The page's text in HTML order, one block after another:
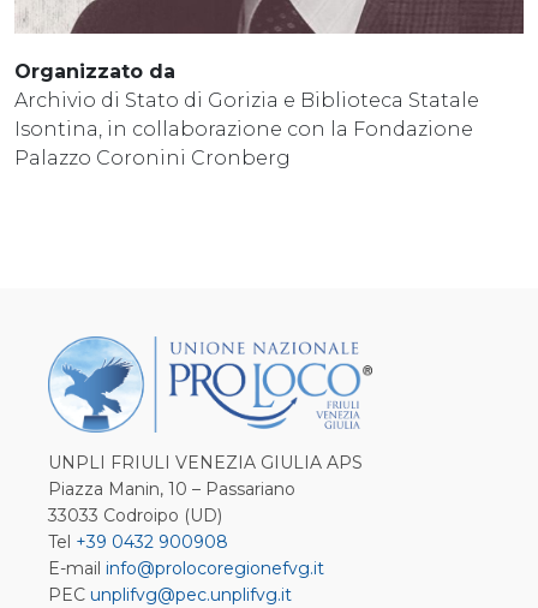
Organizzato da
Archivio di Stato di Gorizia e Biblioteca Statale
Isontina, in collaborazione con la Fondazione
Palazzo Coronini Cronberg
UNPLI FRIULI VENEZIA GIULIA APS
Piazza Manin, 10 – Passariano
33033 Codroipo (UD)
Tel +39 0432 900908
E-mail info@prolocoregionefvg.it
PEC unplifvg@pec.unplifvg.it